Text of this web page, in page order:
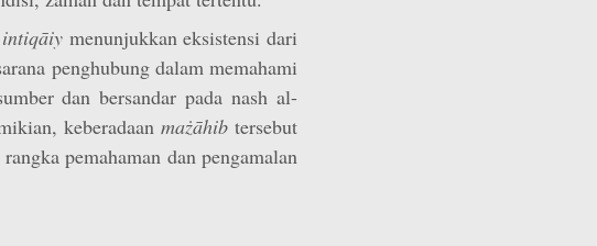
intiqāiy menunjukkan eksistensi dari
penghubung dalam memahami
dan bersandar pada nash al-
keberadaan mażāhibtersebut
pemahaman dan pengamalan